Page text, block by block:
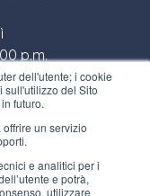
dell'utente; i cookie
sull'utilizzo del Sito
futuro.
un servizio
e analitici per i
e potrà,
utilizzare
p.m.